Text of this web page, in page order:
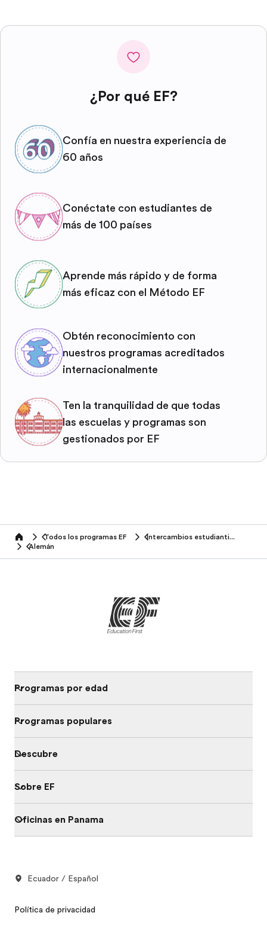
¿Por qué EF?
Confía en nuestra experiencia de
60 años
Conéctate con estudiantes de
más de 100 países
Aprende más rápido y de forma
más eficaz con el Método EF
Obtén reconocimiento con
nuestros programas acreditados
internacionalmente
Ten la tranquilidad de que todas
las escuelas y programas son
gestionados por EF
home Todos los programas EF
Intercambios estudiantiles
Alemán
Programas por edad
Programas populares
Descubre
Sobre EF
Oficinas en Panama
Ecuador / Español
Política de privacidad